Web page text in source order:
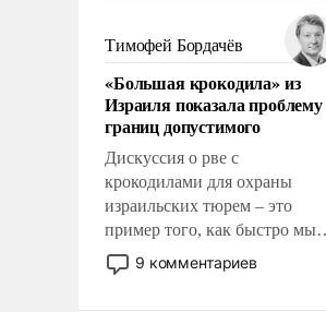
политические прожекты будут
беспрекословно оплачиваться
за счет российских
налогоплательщиков и где за
свои поступки не нужно
отвечать.
Тимофей Бордачёв
«Большая крокодила» из
Израиля показала проблему
границ допустимого
Дискуссия о рве с
крокодилами для охраны
израильских тюрем – это
пример того, как быстро мы
двигаемся по пути
революционных изменений.
9 комментариев